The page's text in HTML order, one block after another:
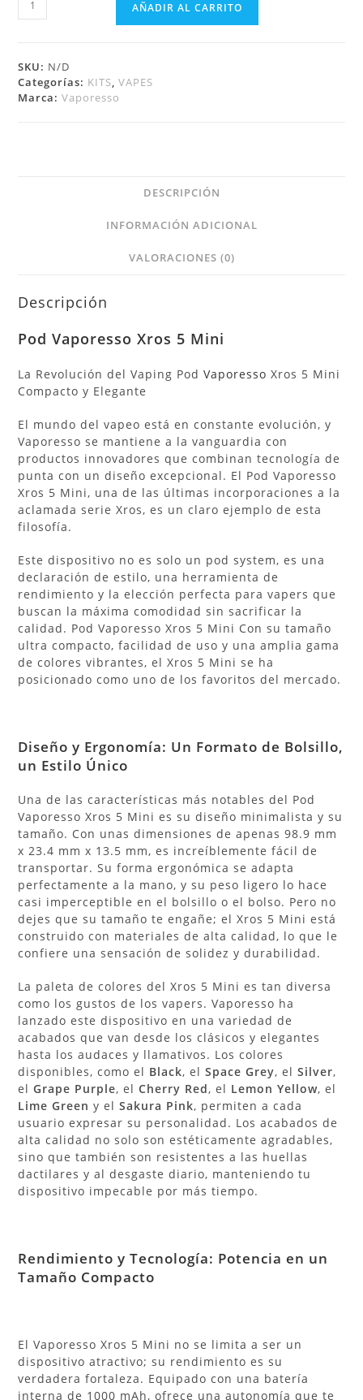
AÑADIR AL CARRITO
SKU: N/D
Categorías: KITS,VAPES
Marca:Vaporesso
DESCRIPCIÓN
INFORMACIÓN ADICIONAL
VALORACIONES (0)
Descripción
Pod Vaporesso Xros 5 Mini
La Revolución del Vaping PodVaporesso Xros 5 Mini
Compacto y Elegante
El mundo del vapeo está en constante evolución, y
Vaporesso se mantiene a la vanguardia con
productos innovadores que combinan tecnología de
punta con un diseño excepcional. El Pod Vaporesso
Xros 5 Mini, una de las últimas incorporaciones a la
aclamada serie Xros, es un claro ejemplo de esta
filosofía.
Este dispositivo no es solo un pod system, es una
declaración de estilo, una herramienta de
rendimiento y la elección perfecta para vapers que
buscan la máxima comodidad sin sacrificar la
calidad. Pod Vaporesso Xros 5 Mini Con su tamaño
ultra compacto, facilidad de uso y una amplia gama
de colores vibrantes, el Xros 5 Mini se ha
posicionado como uno de los favoritos del mercado.
Diseño y Ergonomía: Un Formato de Bolsillo,
un Estilo Único
Una de las características más notables del Pod
Vaporesso Xros 5 Mini es su diseño minimalista y su
tamaño. Con unas dimensiones de apenas 98.9 mm
x 23.4 mm x 13.5 mm, es increíblemente fácil de
transportar. Su forma ergonómica se adapta
perfectamente a la mano, y su peso ligero lo hace
casi imperceptible en el bolsillo o el bolso. Pero no
dejes que su tamaño te engañe; el Xros 5 Mini está
construido con materiales de alta calidad, lo que le
confiere una sensación de solidez y durabilidad.
La paleta de colores del Xros 5 Mini es tan diversa
como los gustos de los vapers. Vaporesso ha
lanzado este dispositivo en una variedad de
acabados que van desde los clásicos y elegantes
hasta los audaces y llamativos. Los colores
disponibles, como el Black, elSpace Grey, elSilver,
elGrape Purple, elCherry Red, el Lemon Yellow, el
Lime Green y elSakura Pink, permiten a cada
usuario expresar su personalidad. Los acabados de
alta calidad no solo son estéticamente agradables,
sino que también son resistentes a las huellas
dactilares y al desgaste diario, manteniendo tu
dispositivo impecable por más tiempo.
Rendimiento y Tecnología: Potencia en un
Tamaño Compacto
El Vaporesso Xros 5 Mini no se limita a ser un
dispositivo atractivo; su rendimiento es su
verdadera fortaleza. Equipado con una batería
interna de 1000 mAh, ofrece una autonomía que te